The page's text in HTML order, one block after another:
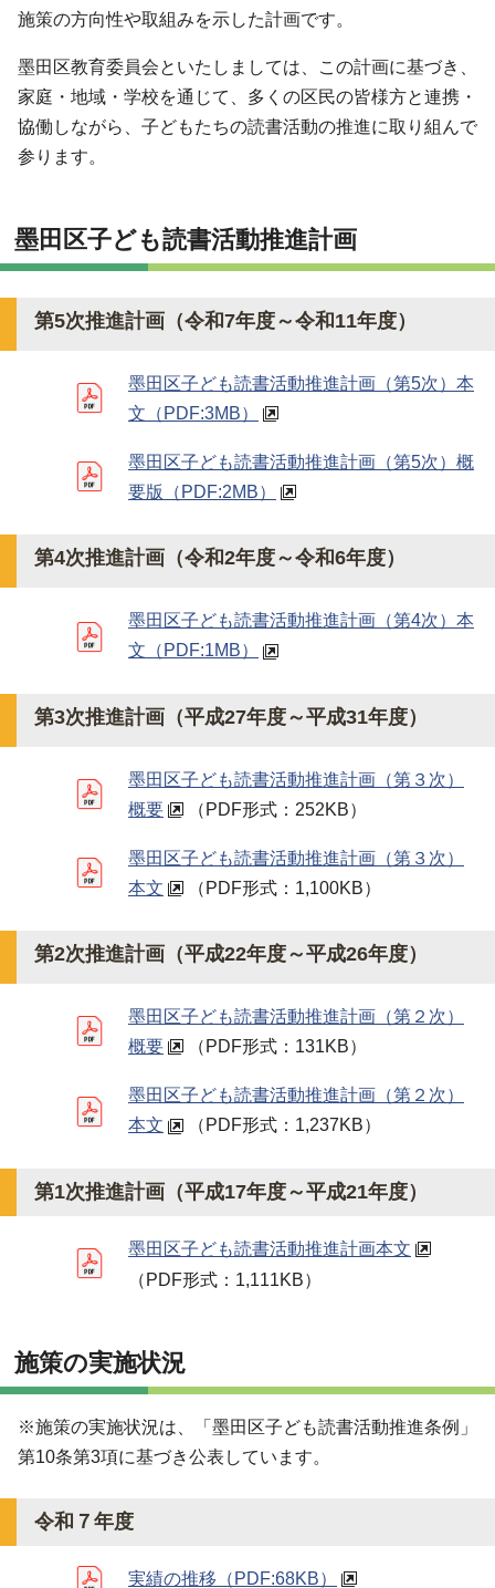
施策の方向性や取組みを示した計画です。
墨田区教育委員会といたしましては、この計画に基づき、
家庭・地域・学校を通じて、多くの区民の皆様方と連携・
協働しながら、子どもたちの読書活動の推進に取り組んで
参ります。
墨田区子ども読書活動推進計画
第5次推進計画（令和7年度～令和11年度）
墨田区子ども読書活動推進計画（第5次）本
文 （PDF:3MB）
墨田区子ども読書活動推進計画（第5次）概
要版
（PDF:2MB）
第4次推進計画（令和2年度～令和6年度）
墨田区子ども読書活動推進計画（第4次）本
文 （PDF:1MB）
第3次推進計画（平成27年度～平成31年度）
墨田区子ども読書活動推進計画（第３次）
概要
（PDF形式：252KB）
墨田区子ども読書活動推進計画（第３次）
本文
（PDF形式：1,100KB）
第2次推進計画（平成22年度～平成26年度）
墨田区子ども読書活動推進計画（第２次）
概要
（PDF形式：131KB）
墨田区子ども読書活動推進計画（第２次）
本文
（PDF形式：1,237KB）
第1次推進計画（平成17年度～平成21年度）
墨田区子ども読書活動推進計画本文
（PDF形式：1,111KB）
施策の実施状況
※施策の実施状況は、「墨田区子ども読書活動推進条例」
第10条第3項に基づき公表しています。
令和７年度
実績の推移 （PDF:68KB）